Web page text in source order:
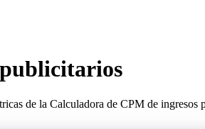
de la Calculadora de CPM de